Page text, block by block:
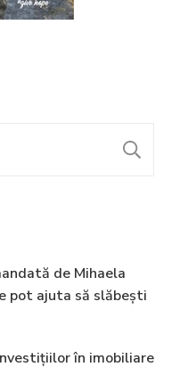
de Mihaela
pot ajuta să slăbești
în imobiliare